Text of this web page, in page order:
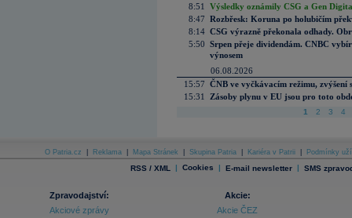
8:51
Výsledky oznámily CSG a Gen
8:47 Rozbřesk: Koruna po holubičím
8:14 CSG výrazně překonala odhady.
5:50 Srpen přeje dividendám. CNBC
výnosem
06.08.2026
15:57 ČNB ve vyčkávacím režimu, zvýšení
15:31
Zásoby plynu v EU jsou pro toto
1 2 3 4
O Patria.cz Reklama Mapa Stránek Skupina Patria Kariéra v Patrii Podmínky
RSS / XML | Cookies | E-mail newsletter | SMS
Zpravodajství:
Akciové zprávy
Akcie:
Akcie ČEZ